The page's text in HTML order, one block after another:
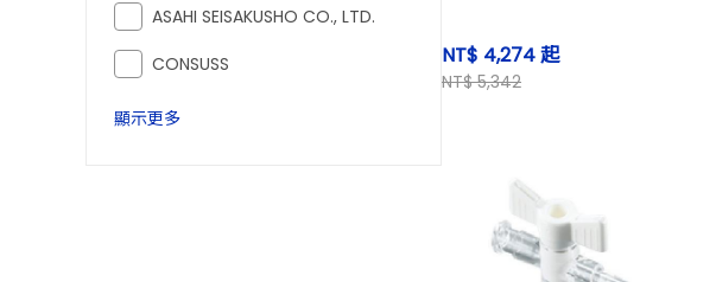
ASAHI SEISAKUSHO CO., LTD.
CONSUSS
顯示更多
NT$ 4,274 起
NT$ 5,342